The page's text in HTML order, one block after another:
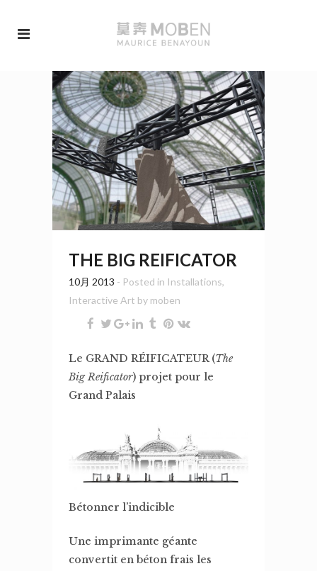
THE BIG REIFICATOR
10月 2013 - Posted in Installations,
Interactive Art by moben
Le GRAND RÉIFICATEUR (The
Big Reificator) projet pour le
Grand Palais
Bétonner l’indicible
Une imprimante géante
convertit en béton frais les